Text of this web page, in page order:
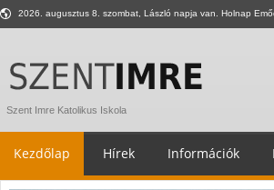
2026. augusztus 8. szombat, László napja van. Holnap
Szent Imre Katolikus Iskola
Kezdőlap Hírek Információk